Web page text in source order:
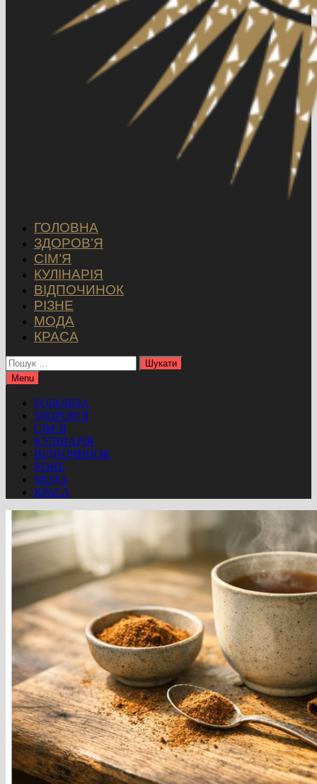
ГОЛОВНА
ЗДОРОВ’Я
СІМ’Я
КУЛІНАРІЯ
ВІДПОЧИНОК
РІЗНЕ
МОДА
КРАСА
Пошук:
Menu
ГОЛОВНА
ЗДОРОВ’Я
СІМ’Я
КУЛІНАРІЯ
ВІДПОЧИНОК
РІЗНЕ
МОДА
КРАСА